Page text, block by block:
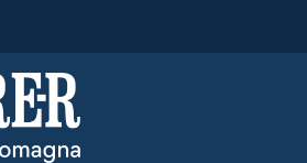
Emilia-Romagna